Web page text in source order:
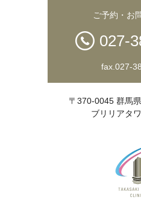
ご予約・お
027-
fax.027-
〒370-0045 群馬
ブリリアタ